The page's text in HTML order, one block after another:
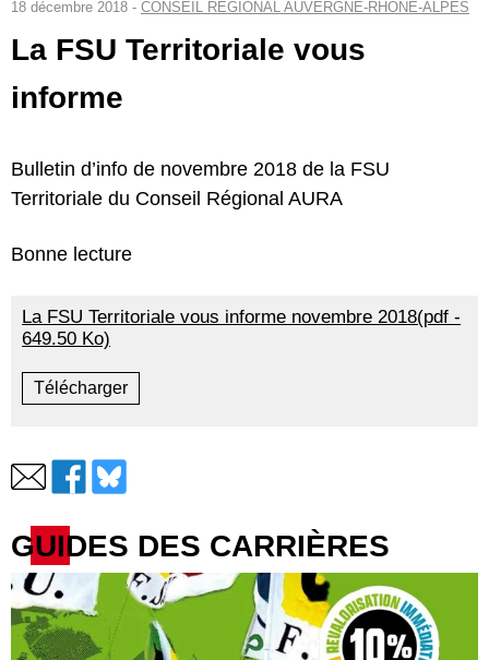
18 décembre 2018 - CONSEIL RÉGIONAL AUVERGNE-RHÔNE-ALPES
La FSU Territoriale vous
informe
Bulletin d’info de novembre 2018 de la FSU
Territoriale du Conseil Régional AURA
Bonne lecture
La FSU Territoriale vous informe novembre 2018(pdf -
649.50 Ko)
Télécharger
GUIDES DES CARRIÈRES